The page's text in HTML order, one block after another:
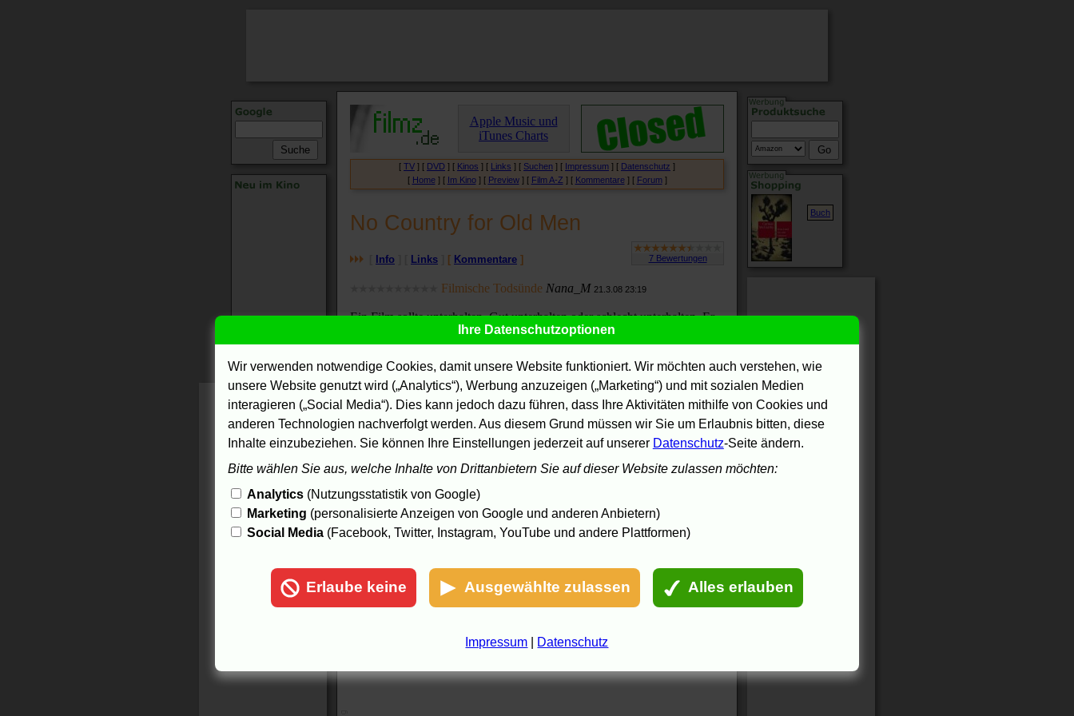
Apple Music und
iTunes Charts
[ TV ] [ DVD ] [ Kinos ] [ Links ] [ Suchen ] [ Impressum ] [ Datenschutz ]
[ Home] [ Im Kino] [ Preview] [ Film A-Z ] [ Kommentare] [ Forum]
No Country for Old Men
Info Links [ Kommentare ]
Filmische Todsünde Nana_M 21.3.08 23:19
Ein Film sollte unterhalten. Gut unterhalten oder schlecht unterhalten. Er
sollte den Zuschauer auf jeden Fall angefüllt mit irgendeinem Gefühl
entlassen, mit Gedanken, mit Freude oder auch mit Ärger.
Dieser Film hat keine Geschichte, keine Aussage, keinen
schauspielerischen Anspruch. Er ist so öde wie die Landschaft, in der er
spielt.
Die filmische 1. Todsünde ist Langeweile. Und eben diese Todsünde
manifestiert sich in diesem Film.
Nana_M 21.3.08 23:19
Ihre Datenschutzoptionen
Wir verwenden notwendige Cookies, damit unsere Website funktioniert. Wir möchten auch verstehen, wie
unsere Website genutzt wird („Analytics“), Werbung anzuzeigen („Marketing“) und mit sozialen Medien
interagieren („Social Media“). Dies kann jedoch dazu führen, dass Ihre Aktivitäten mithilfe von Cookies und
anderen Technologien nachverfolgt werden. Aus diesem Grund müssen wir Sie um Erlaubnis bitten, diese
Inhalte einzubeziehen. Sie können Ihre Einstellungen jederzeit auf unserer Datenschutz-Seite ändern.
Bitte wählen Sie aus, welche Inhalte von Drittanbietern Sie auf dieser Website zulassen möchten:
Analytics(Nutzungsstatistik von Google)
Marketing (personalisierte Anzeigen von Google und anderen Anbietern)
Social Media(Facebook, Twitter, Instagram, YouTube und andere Plattformen)
Erlaube keine Ausgewählte zulassen Alles erlauben
Impressum Datenschutz